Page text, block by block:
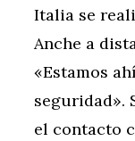
Italia se
Anche a
«Estamos
seguridad».
el contacto